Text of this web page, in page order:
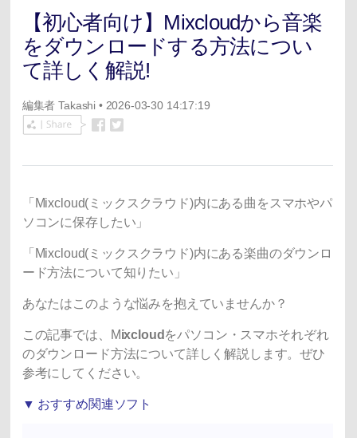
【初心者向け】Mixcloudから音楽
をダウンロードする方法につい
て詳しく解説!
編集者 Takashi • 2026-03-30 14:17:19
「Mixcloud(ミックスクラウド)内にある曲をスマホやパ
ソコンに保存したい」
「Mixcloud(ミックスクラウド)内にある楽曲のダウンロ
ード方法について知りたい」
あなたはこのような悩みを抱えていませんか？
この記事では、Mixcloud をパソコン・スマホそれぞれ
のダウンロード方法について詳しく解説します。ぜひ
参考にしてください。
▼ おすすめ関連ソフト